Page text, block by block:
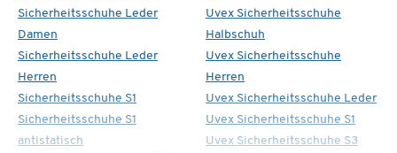
Sicherheitsschuhe Leder
Damen
Sicherheitsschuhe Leder
Herren
Sicherheitsschuhe S1
Sicherheitsschuhe S1
antistatisch
Uvex Sicherheitsschuhe
Halbschuh
Uvex Sicherheitsschuhe
Herren
Uvex Sicherheitsschuhe Leder
Uvex Sicherheitsschuhe S1
Uvex Sicherheitsschuhe S3